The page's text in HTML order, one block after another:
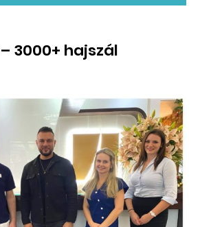
3000+ hajszál